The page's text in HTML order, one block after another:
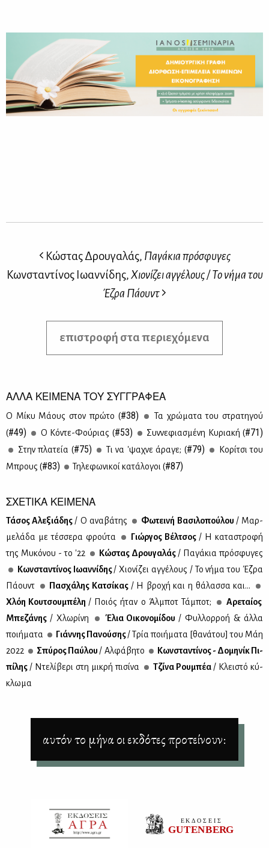
Κώστας Δρουγαλάς, Παγάκια πρόσφυγες
Κωνσταντίνος Ιωαννίδης, Χιονίζει αγγέλους / Το νήμα του
Έζρα Πάουντ
επιστροφή στα περιεχόμενα
ΑΛΛΑ ΚΕΙΜΕΝΑ ΤΟΥ ΣΥΓΓΡΑΦΕΑ
Ο Μί­κυ Μά­ους στον πρώ­το (#38)
Τα χρώ­μα­τα του στρα­τη­γού
(#49) Ο Κό­ντε-Φού­ριας (#53) Συν­νε­φια­σμέ­νη Κυ­ρια­κή (#71)
Στην πλα­τεία (#75) Τι να 'ψα­χνε άρα­γε; (#79)
Κο­ρί­τσι του
Μπρους (#83) Τη­λε­φω­νι­κοί κα­τά­λο­γοι (#87)
ΣΧΕΤΙΚΑ ΚΕΙΜΕΝΑ
Τά­σος Αλε­ξιά­δης / Ο ανα­βά­της Φω­τει­νή Βα­σι­λο­πού­λου / Μαρ­
με­λά­δα με τέσ­σε­ρα φρού­τα
Γιώρ­γος Βέλ­τσος / Η κα­τα­στρο­φή
της Μυ­κό­νου - το '22
Κώ­στας Δρου­γα­λάς / Πα­γά­κια πρό­σφυ­γες
Κων­στα­ντί­νος Ιω­αν­νί­δης/ Χιο­νί­ζει αγ­γέ­λους / Το νή­μα του Έζ­ρα
Πά­ουντ
Πα­σχά­λης Κα­τσί­κας / Η βρο­χή και η θά­λασ­σα και...
Χλόη Κου­τσου­μπέ­λη / Ποιός ήταν ο Άλ­μποτ Τά­μποτ;
Αρε­ταί­ος
Μπε­ζά­νης / Χλω­ρί­νη Έλια Οι­κο­νο­μί­δου / Φυλ­λορ­ροή & άλ­λα
ποι­ή­μα­τα
Γιάν­νης Πα­νού­σης/ Τρία ποι­ή­μα­τα [θα­νά­του] του Μάη
2022
Σπύ­ρος Παύ­λου / Αλ­φά­βη­το
Κων­στα­ντί­νος - Δο­μη­νίκ Πι­
πί­λης / Ντε­λί­βε­ρι στη μι­κρή πι­σί­να Τζί­να Ρου­μπέα / Κλει­στό κύ­
κλω­μα
αυτόν το μήνα οι εκδότες προτείνουν: